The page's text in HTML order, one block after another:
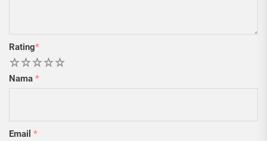
Rating*
5
4
3
2
Nama *
Email *